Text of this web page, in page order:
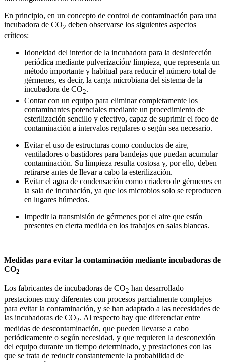
En principio, en un concepto de control de contaminación para una
incubadora de CO2 deben observarse los siguientes aspectos
críticos:
Idoneidad del interior de la incubadora para la desinfección
periódica mediante pulverización/ limpieza, que representa un
método importante y habitual para reducir el número total de
gérmenes, es decir, la carga microbiana del sistema de la
incubadora de CO2.
Contar con un equipo para eliminar completamente los
contaminantes potenciales mediante un procedimiento de
esterilización sencillo y efectivo, capaz de suprimir el foco de
contaminación a intervalos regulares o según sea necesario.
Evitar el uso de estructuras como conductos de aire,
ventiladores o bastidores para bandejas que puedan acumular
contaminación. Su limpieza resulta costosa y, por ello, deben
retirarse antes de llevar a cabo la esterilización.
Evitar el agua de condensación como criadero de gérmenes en
la sala de incubación, ya que los microbios solo se reproducen
en lugares húmedos.
Impedir la transmisión de gérmenes por el aire que están
presentes en cierta medida en los trabajos en salas blancas.
Medidas para evitar la contaminación mediante incubadoras de
CO2
Los fabricantes de incubadoras de CO2 han desarrollado
prestaciones muy diferentes con procesos parcialmente complejos
para evitar la contaminación, y se han adaptado a las necesidades de
las incubadoras de CO2. Al respecto hay que diferenciar entre
medidas de descontaminación, que pueden llevarse a cabo
periódicamente o según necesidad, y que requieren la desconexión
del equipo durante un tiempo determinado, y prestaciones con las
que se trata de reducir constantemente la probabilidad de